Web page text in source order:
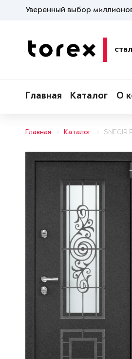
Уверенный выбор
Главная Каталог О
Главная Каталог SNEGIR